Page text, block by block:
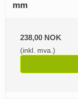
mm
238,00 NOK
(inkl. mva.)